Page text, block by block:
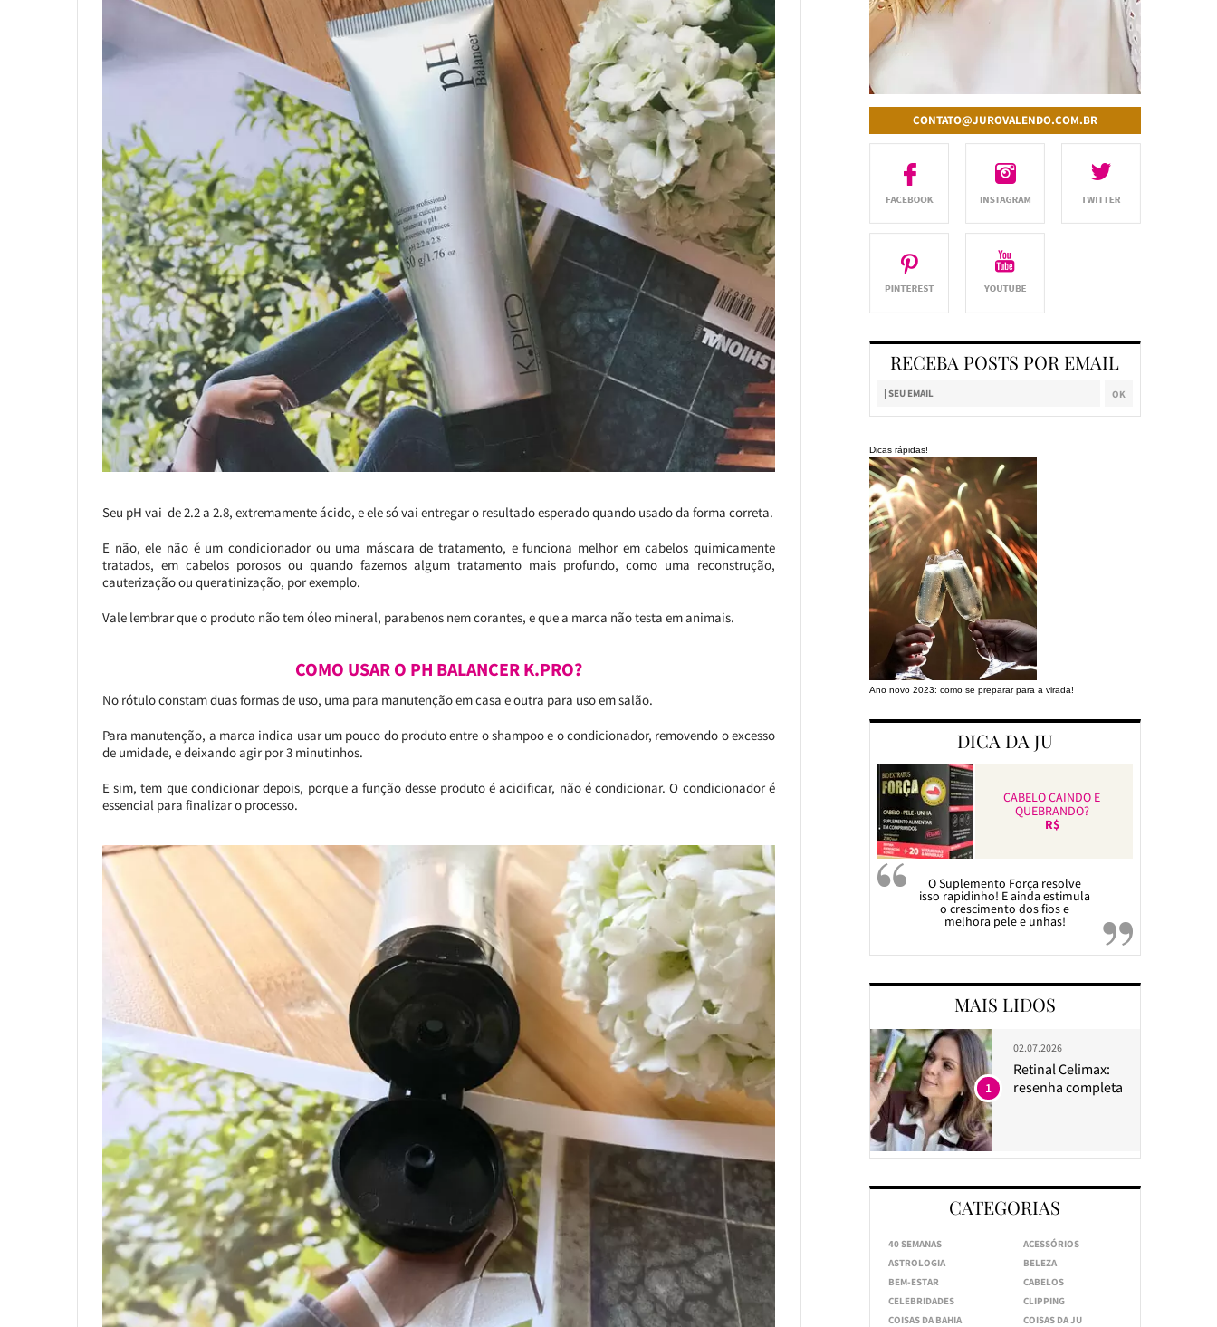
Seu pH vai de 2.2 a 2.8, extremamente ácido, e ele só vai entregar o resultado esperado quando usado da forma correta.
E não, ele não é um condicionador ou uma máscara de tratamento, e funciona melhor em cabelos quimicamente
tratados, em cabelos porosos ou quando fazemos algum tratamento mais profundo, como uma reconstrução,
cauterização ou queratinização, por exemplo.
Vale lembrar que o produto não tem óleo mineral, parabenos nem corantes, e que a marca não testa em animais.
COMO USAR O PH BALANCER K.PRO?
No rótulo constam duas formas de uso, uma para manutenção em casa e outra para uso em salão.
Para manutenção, a marca indica usar um pouco do produto entre o shampoo e o condicionador, removendo o excesso
de umidade, e deixando agir por 3 minutinhos.
E sim, tem que condicionar depois, porque a função desse produto é acidificar, não é condicionar. O condicionador é
essencial para finalizar o processo.
CONTATO@JUROVALENDO.COM.BR
RECEBA POSTS POR EMAIL
Dicas rápidas!
Ano novo 2023: como se preparar para a virada!
DICA DA JU
CABELO CAINDO E
QUEBRANDO?
R$
O Suplemento Força resolve
isso rapidinho! E ainda estimula
o crescimento dos fios e
melhora pele e unhas!
MAIS LIDOS
02.07.2026
Retinal Celimax:
resenha completa
1
CATEGORIAS
40 SEMANAS
ACESSÓRIOS
ASTROLOGIA
BELEZA
BEM-ESTAR
CABELOS
CELEBRIDADES
CLIPPING
COISAS DA BAHIA
COISAS DA JU